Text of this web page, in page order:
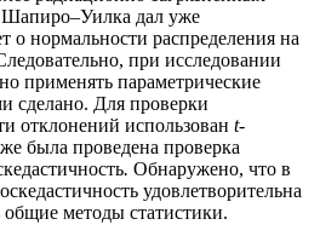
дал уже
о нормальности распределения на
при исследовании
применять параметрические
сделано. Для проверки
отклонений использован t-
была проведена проверка
. Обнаружено, что в
удовлетворительна
общие методы статистики.